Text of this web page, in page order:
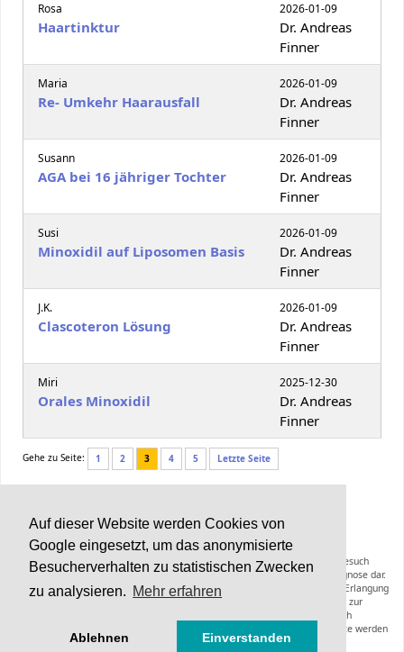
Auf dieser Website werden Cookies von
Google eingesetzt, um das anonymisierte
Besucherverhalten zu statistischen Zwecken
zu analysieren. Mehr erfahren
Ablehnen Einverstanden
Rosa
Haartinktur
2026-01-09
Dr. Andreas
Finner
Maria
Re- Umkehr Haarausfall
2026-01-09
Dr. Andreas
Finner
Susann
AGA bei 16 jähriger Tochter
2026-01-09
Dr. Andreas
Finner
Susi
Minoxidil auf Liposomen Basis
2026-01-09
Dr. Andreas
Finner
J.K.
Clascoteron Lösung
2026-01-09
Dr. Andreas
Finner
Miri
Orales Minoxidil
2025-12-30
Dr. Andreas
Finner
Gehe zu Seite: 1 2 3 4 5 Letzte Seite
v2.1 © 2022
Die Inhalte von Haarerkrankungen.de können und sollen keinen Arztbesuch
ersetzen und stellen keine Anleitung zur Selbstmedikation oder Selbstdiagnose dar.
Die Informationen dieser Webseiten inklusive der Expertenräte sollen zur Erlangung
zusätzlicher Informationen zu einer bereits gestellten Diagnose oder zur
Vorbereitung eines Arztbesuches dienen. Empfehlungen hinsichtlich
Diagnoseverfahren, Therapieformen, Medikamenten oder anderer Produkte werden
nicht gegeben.